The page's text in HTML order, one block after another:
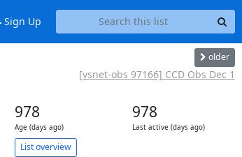
Sign Up
older
[vsnet-obs 97166] CCD Obs Dec 1
978
Age (days ago)
978
Last active (days ago)
List overview